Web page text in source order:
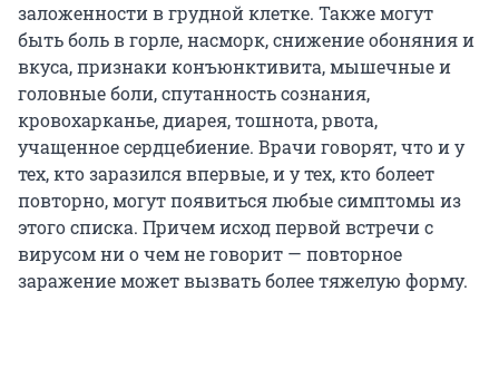
заложенности в грудной клетке. Также могут
быть боль в горле, насморк, снижение обоняния и
вкуса, признаки конъюнктивита, мышечные и
головные боли, спутанность сознания,
кровохарканье, диарея, тошнота, рвота,
учащенное сердцебиение. Врачи говорят, что и у
тех, кто заразился впервые, и у тех, кто болеет
повторно, могут появиться любые симптомы из
этого списка. Причем исход первой встречи с
вирусом ни о чем не говорит — повторное
заражение может вызвать более тяжелую форму.